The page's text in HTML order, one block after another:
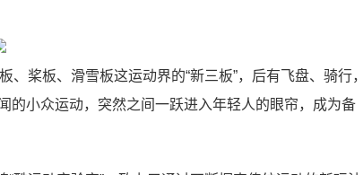
桨板、滑雪板这运动界的“新三板”，后有飞盘、骑行，
的小众运动，突然之间一跃进入年轻人的眼帘，成为备